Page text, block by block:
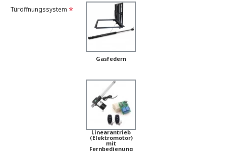
Türöffnungssystem
Gasfedern
Linearantrieb
(Elektromotor)
mit
Fernbedienung